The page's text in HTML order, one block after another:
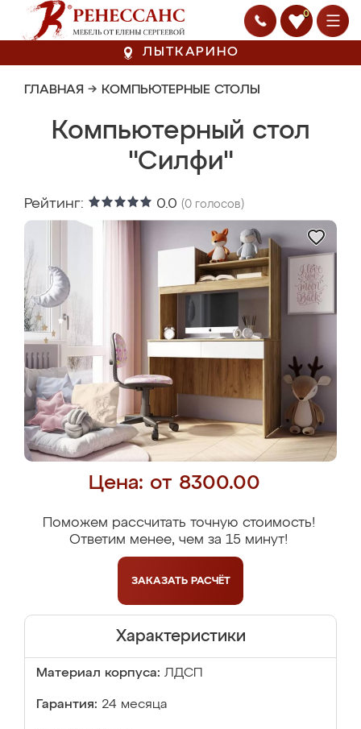
0
ЛЫТКАРИНО
ГЛАВНАЯ → КОМПЬЮТЕРНЫЕ СТОЛЫ
Компьютерный стол
"Силфи"
Рейтинг: 0.0 (0 голосов)
Цена: от 8300.00
Поможем рассчитать точную стоимость!
Ответим менее, чем за 15 минут!
ЗАКАЗАТЬ РАСЧЁТ
Характеристики
Материал корпуса: ЛДСП
Гарантия: 24 месяца